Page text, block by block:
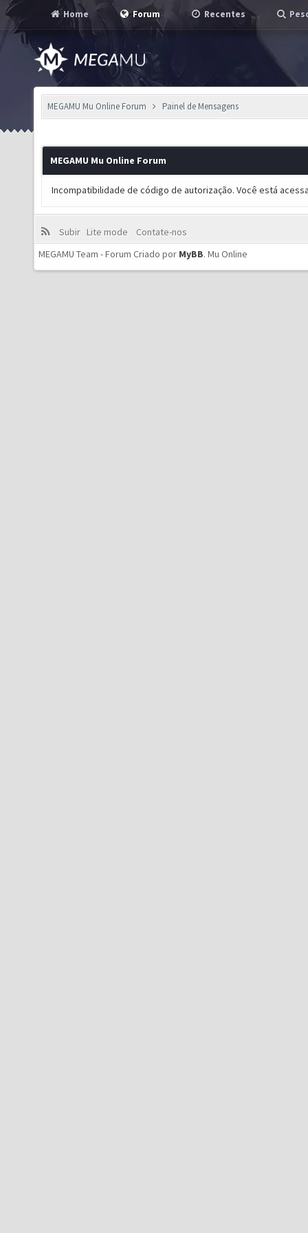
Home Forum Recentes
MEGAMU Mu Online Forum Painel de Mensagens
MEGAMU Mu Online Forum
Incompatibilidade de código de autorização. Você está
Subir Lite mode
Contate-nos
MEGAMU Team - Forum Criado por MyBB. Mu Online